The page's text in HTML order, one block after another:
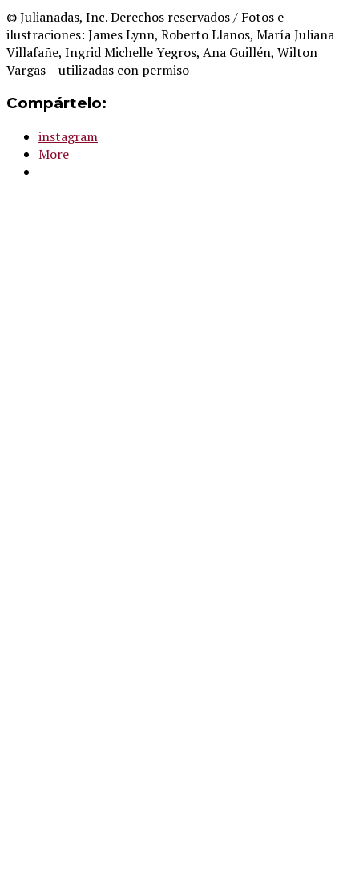
© Julianadas, Inc. Derechos reservados / Fotos e
ilustraciones: James Lynn, Roberto Llanos, María Juliana
Villafañe, Ingrid Michelle Yegros, Ana Guillén, Wilton
Vargas – utilizadas con permiso
Compártelo:
instagram
More